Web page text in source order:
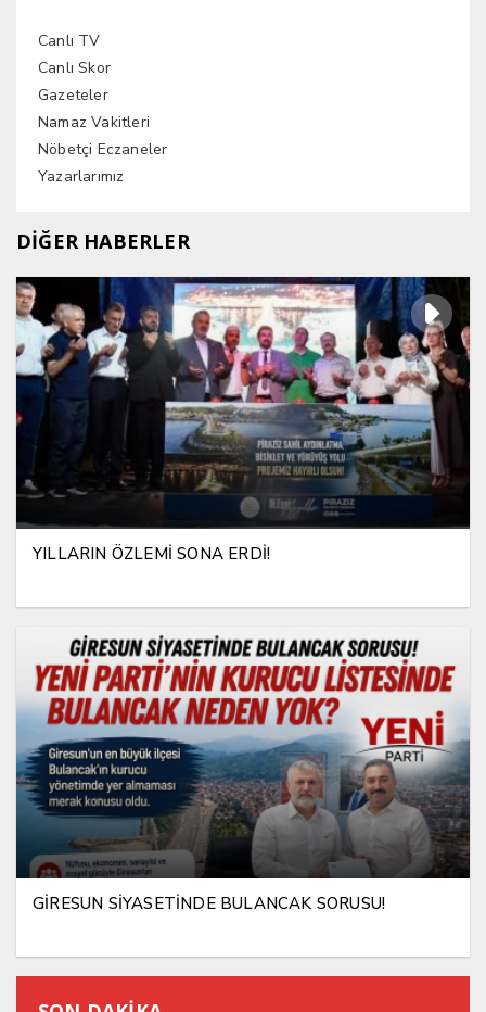
Canlı TV
Canlı Skor
Gazeteler
Namaz Vakitleri
Nöbetçi Eczaneler
Yazarlarımız
DİĞER HABERLER
YILLARIN ÖZLEMİ SONA ERDİ!
GİRESUN SİYASETİNDE BULANCAK SORUSU!